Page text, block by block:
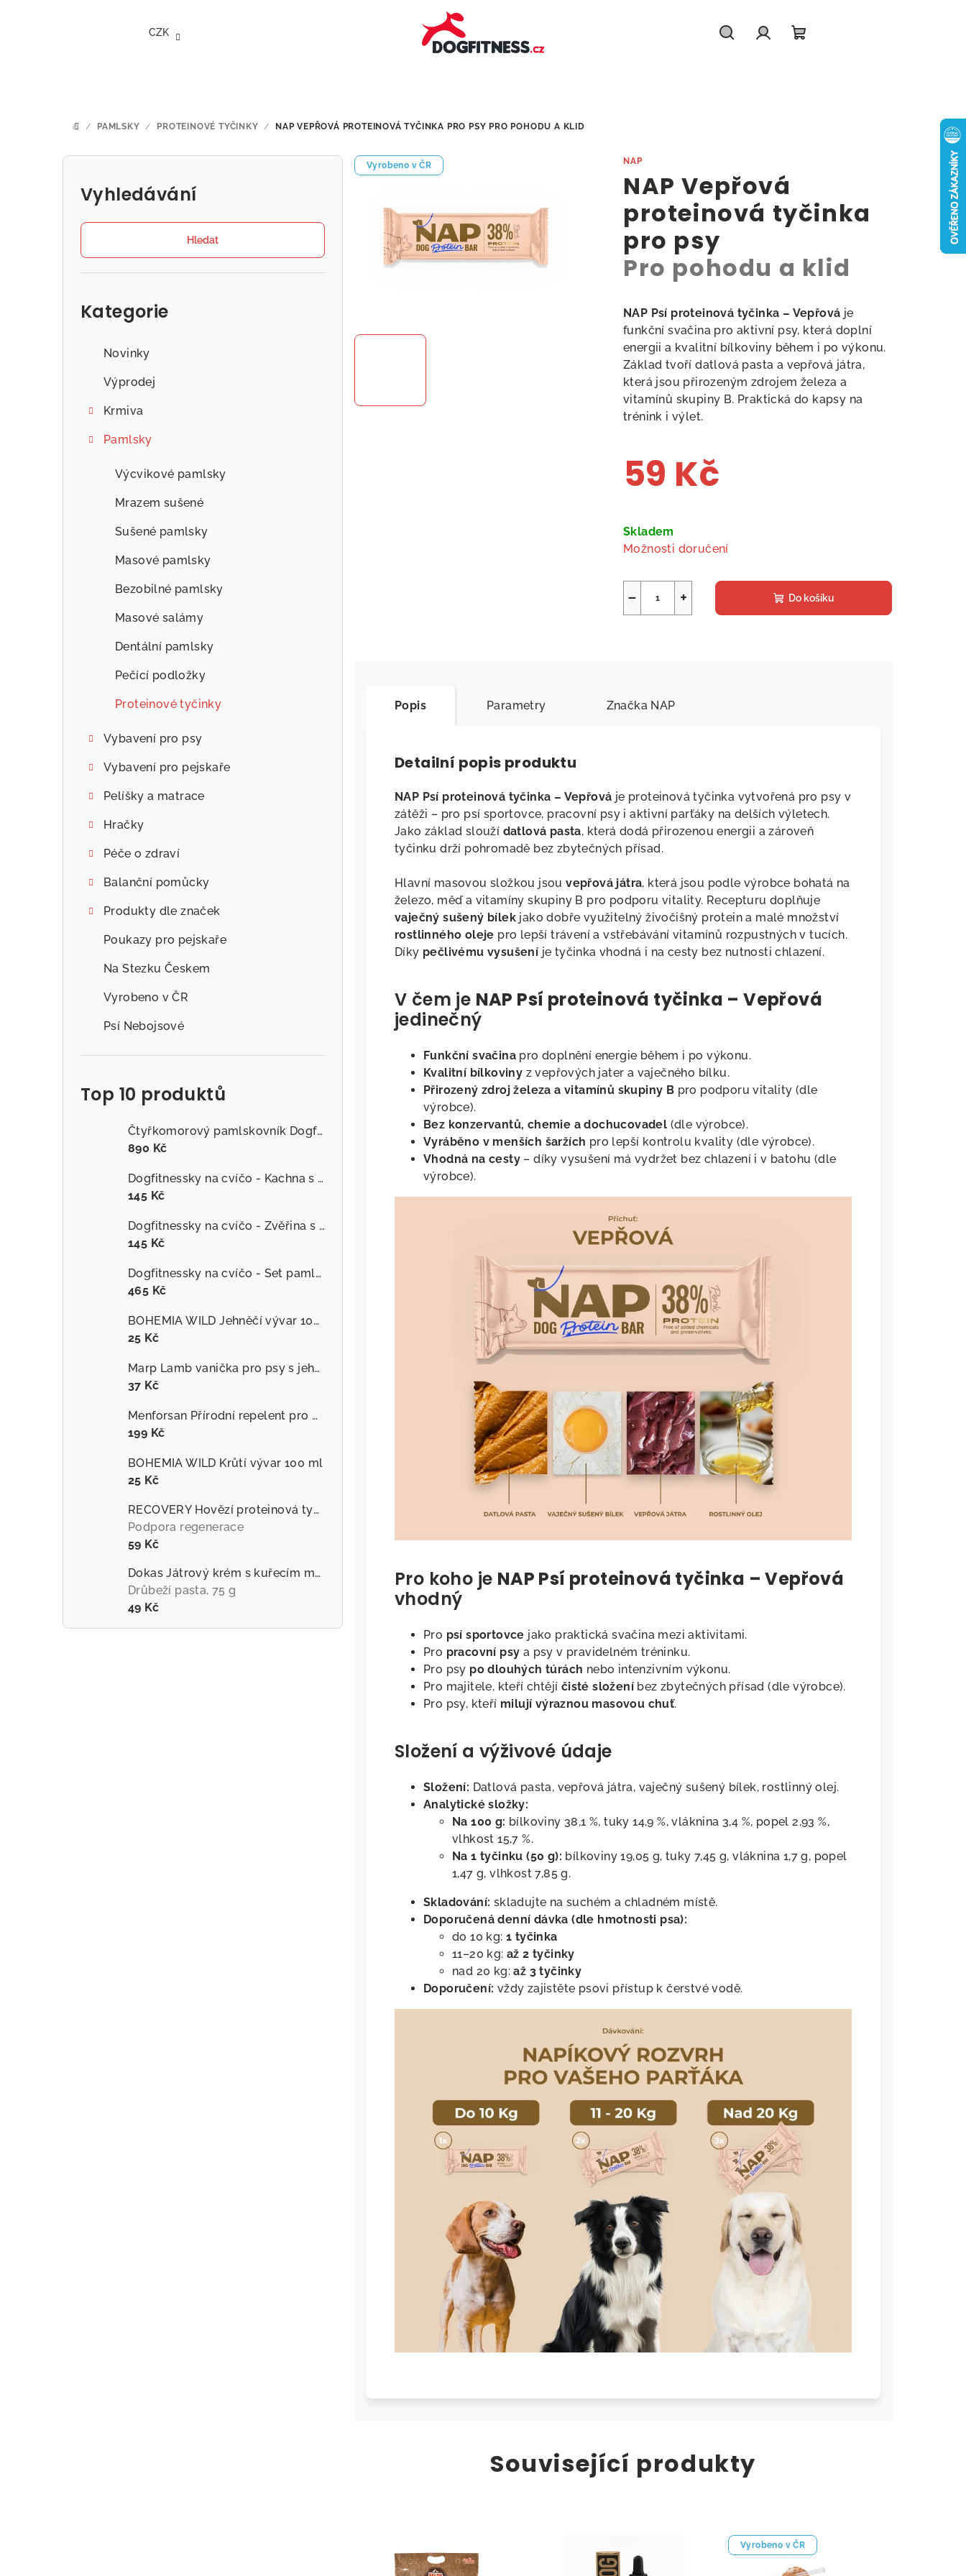
CZK
DOMŮ
/ PAMLSKY / PROTEINOVÉ TYČINKY / NAP VEPŘOVÁ PROTEINOVÁ TYČINKA PRO PSY PRO POHODU A KLID
P
Vyhledávání
Hledat
Kategorie
Novinky
Výprodej
Krmiva
Pamlsky
Výcvikové pamlsky
Mrazem sušené
Sušené pamlsky
Masové pamlsky
Bezobilné pamlsky
Masové salámy
Dentální pamlsky
Pečící podložky
Proteinové tyčinky
Vybavení pro psy
Vybavení pro pejskaře
Pelíšky a matrace
Hračky
Péče o zdraví
Balanční pomůcky
Produkty dle značek
Poukazy pro pejskaře
Na Stezku Českem
Vyrobeno v ČR
Psí Nebojsové
Top 10 produktů
Čtyřkomorový pamlskovník Dogfitness.cz
890 Kč
Dogfitnessky na cvíčo - Kachna s červenou řepou
145 Kč
Dogfitnessky na cvíčo - Zvěřina s jablky
145 Kč
Dogfitnessky na cvíčo - Set pamlsků
465 Kč
BOHEMIA WILD Jehněčí vývar 100 ml
25 Kč
Marp Lamb vanička pro psy s jehněčím
37 Kč
Menforsan Přírodní repelent pro psy proti hmyzu s extraktem z citronely
199 Kč
BOHEMIA WILD Krůtí vývar 100 ml
25 Kč
RECOVERY Hovězí proteinová tyčinka pro psy
Podpora regenerace
59 Kč
Dokas Játrový krém s kuřecím masem
Drůbeží pasta, 75 g
49 Kč
NAP
NAP Vepřová
proteinová tyčinka
pro psy
Pro pohodu a klid
NAP Psí proteinová tyčinka – Vepřová je
funkční svačina pro aktivní psy, která doplní
energii a kvalitní bílkoviny během i po výkonu.
Základ tvoří datlová pasta a vepřová játra,
která jsou přirozeným zdrojem železa a
vitamínů skupiny B. Praktická do kapsy na
trénink i výlet.
59 Kč
cena:
Skladem
Možnosti doručení
+
− Do košíku
Vyrobeno v ČR
Popis Parametry Značka NAP
Detailní popis produktu
NAP Psí proteinová tyčinka – Vepřová je proteinová tyčinka vytvořená pro psy v
zátěži – pro psí sportovce, pracovní psy i aktivní parťáky na delších výletech.
Jako základ slouží datlová pasta, která dodá přirozenou energii a zároveň
tyčinku drží pohromadě bez zbytečných přísad.
Hlavní masovou složkou jsouvepřová játra, která jsou podle výrobce bohatá na
železo, měď a vitamíny skupiny B pro podporu vitality. Recepturu doplňuje
vaječný sušený bílek jako dobře využitelný živočišný protein a malé množství
rostlinného oleje pro lepší trávení a vstřebávání vitamínů rozpustných v tucích.
Díky pečlivému vysušení je tyčinka vhodná i na cesty bez nutnosti chlazení.
V čem je NAP Psí proteinová tyčinka – Vepřová
jedinečný
Funkční svačina pro doplnění energie během i po výkonu.
Kvalitní bílkoviny z vepřových jater a vaječného bílku.
Přirozený zdroj železa a vitamínů skupiny B pro podporu vitality (dle
výrobce).
Bez konzervantů, chemie a dochucovadel (dle výrobce).
Vyráběno v menších šaržích pro lepší kontrolu kvality (dle výrobce).
Vhodná na cesty – díky vysušení má vydržet bez chlazení i v batohu (dle
výrobce).
Pro koho je NAP Psí proteinová tyčinka – Vepřová
vhodný
Pro psí sportovce jako praktická svačina mezi aktivitami.
Pro pracovní psy a psy v pravidelném tréninku.
Pro psy po dlouhých túrách nebo intenzivním výkonu.
Pro majitele, kteří chtějí čisté složení bez zbytečných přísad (dle výrobce).
Pro psy, kteří milují výraznou masovou chuť.
Složení a výživové údaje
Složení: Datlová pasta, vepřová játra, vaječný sušený bílek, rostlinný olej.
Analytické složky:
Na 100 g: bílkoviny 38,1 %, tuky 14,9 %, vláknina 3,4 %, popel 2,93 %,
vlhkost 15,7 %.
Na 1 tyčinku (50 g): bílkoviny 19,05 g, tuky 7,45 g, vláknina 1,7 g, popel
1,47 g, vlhkost 7,85 g.
Skladování: skladujte na suchém a chladném místě.
Doporučená denní dávka (dle hmotnosti psa):
do 10 kg: 1 tyčinka
11–20 kg: až 2 tyčinky
nad 20 kg:až 3 tyčinky
Doporučení: vždy zajistěte psovi přístup k čerstvé vodě.
Související produkty
Vyrobeno v ČR